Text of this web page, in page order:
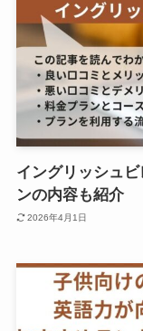
イングリッシュ
ンの内容も紹介
2026年4月1日